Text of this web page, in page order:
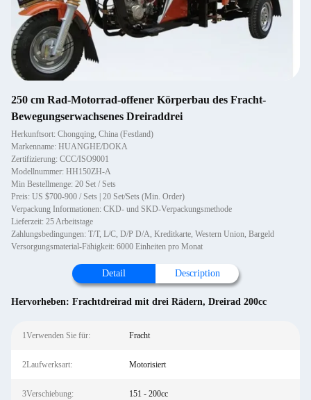
250 cm Rad-Motorrad-offener Körperbau des Fracht-
Bewegungserwachsenes Dreiraddrei
Herkunftsort: Chongqing, China (Festland)
Markenname: HUANGHE/DOKA
Zertifizierung: CCC/ISO9001
Modellnummer: HH150ZH-A
Min Bestellmenge: 20 Set / Sets
Preis: US $700-900 / Sets | 20 Set/Sets (Min. Order)
Verpackung Informationen: CKD- und SKD-Verpackungsmethode
Lieferzeit: 25 Arbeitstage
Zahlungsbedingungen: T/T, L/C, D/P D/A, Kreditkarte, Western Union, Bargeld
Versorgungsmaterial-Fähigkeit: 6000 Einheiten pro Monat
Detail Description
Hervorheben: Frachtdreirad mit drei Rädern, Dreirad 200cc
1Verwenden Sie für: Fracht
2Laufwerksart: Motorisiert
3Verschiebung: 151 - 200cc